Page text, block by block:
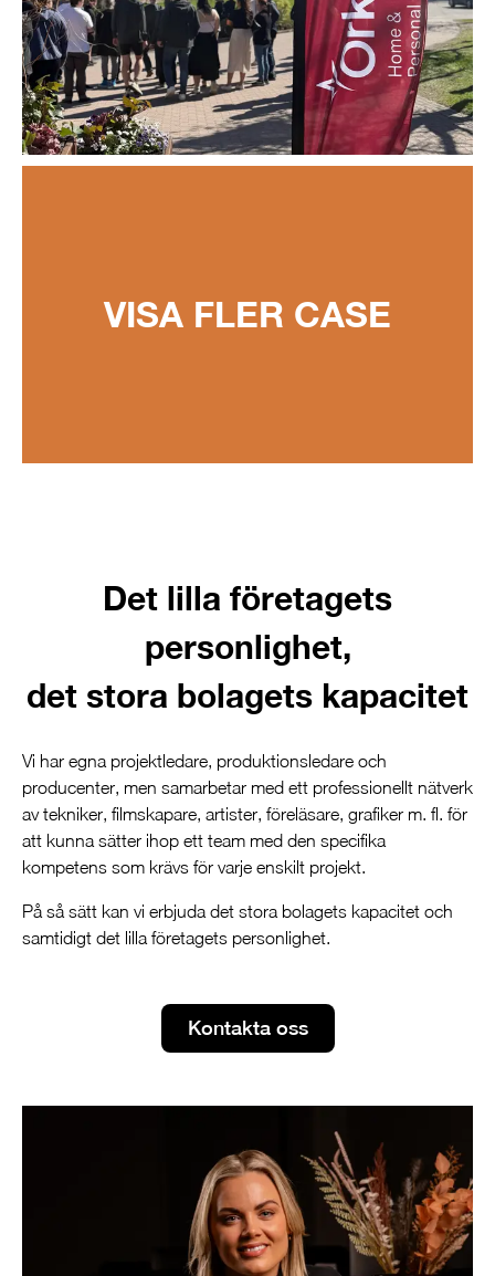
VISA FLER CASE
Det lilla företagets
personlighet,
det stora bolagets kapacitet
Vi har egna projektledare, produktionsledare och
producenter, men samarbetar med ett professionellt nätverk
av tekniker, filmskapare, artister, föreläsare, grafiker m. fl. för
att kunna sätter ihop ett team med den specifika
kompetens som krävs för varje enskilt projekt.
På så sätt kan vi erbjuda det stora bolagets kapacitet och
samtidigt det lilla företagets personlighet.
Kontakta oss